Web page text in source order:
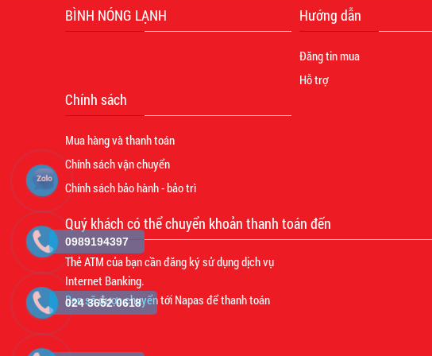
BÌNH NÓNG LẠNH Hướng dẫn
Đăng tin mua
Hỗ trợ
Chính sách
Mua hàng và thanh toán
Chính sách vận chuyển
Chính sách bảo hành - bảo trì
Quý khách có thể chuyển khoản thanh toán đến
Thẻ ATM của bạn cần đăng ký sử dụng dịch vụ
Internet Banking.
Bạn sẽ được chuyển tới Napas để thanh toán
0989194397
024 3652 0618